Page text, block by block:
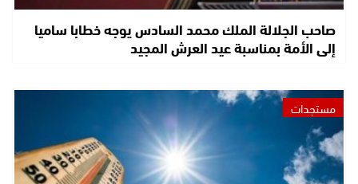
صاحب الجلالة الملك محمد السادس يوجه خطابا ساميا
إلى الأمة بمناسبة عيد العرش المجيد
مستجدات